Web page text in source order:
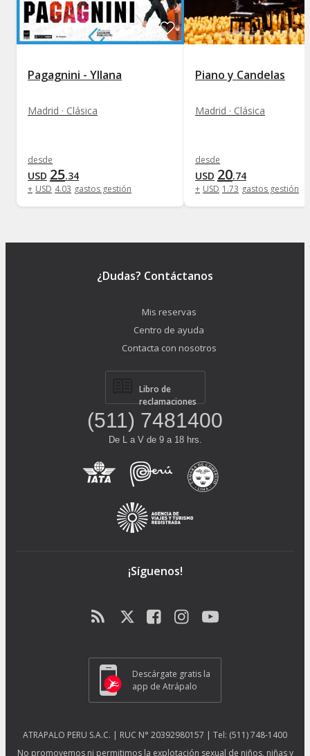
Pagagnini - Yllana
Madrid · Clásica
desde
USD 25.34
+ USD 4.03 gastos gestión
Piano y Candelas
Madrid · Clásica
desde
USD 20.74
+ USD 1 .73 gastos gestión
¿Dudas? Contáctanos
Mis reservas
Centro de ayuda
Contacta con nosotros
Libro de
reclamaciones
(511) 7481400
De L a V de 9 a 18 hrs.
¡Síguenos!
Descárgate gratis la
app de Atrápalo
ATRAPALO PERU S.A.C. | RUC N° 20392980157 | Tel: (511) 748-1400
No promovemos ni permitimos la explotación sexual de niños, niñas y